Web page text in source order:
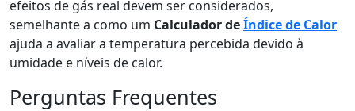
efeitos de gás real devem ser considerados,
semelhante a como um Calculador deÍndice de Calor
ajuda a avaliar a temperatura percebida devido à
umidade e níveis de calor.
Perguntas Frequentes